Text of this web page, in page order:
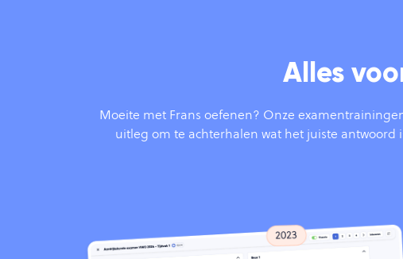
Alles
Moeite met Frans oefenen? Onze
uitleg om te achterhalen wat het juiste antwoord